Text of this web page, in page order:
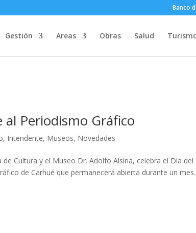
Banco
Gestión Areas Obras Salud
al Periodismo Gráfico
, Intendente, Museos, Novedades
Cultura y el Museo Dr. Adolfo Alsina, celebra el Día del
de Carhué que permanecerá abierta durante un mes.